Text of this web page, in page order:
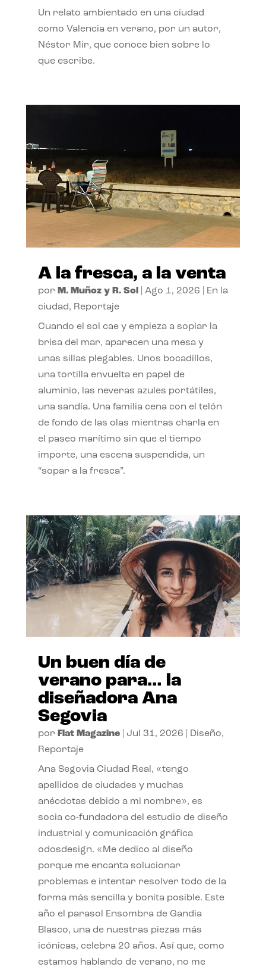
Un relato ambientado en una ciudad
como Valencia en verano, por un autor,
Néstor Mir, que conoce bien sobre lo
que escribe.
A la fresca, a la venta
por M. Muñoz y R. Sol| Ago 1, 2026
En la
ciudad, Reportaje
Cuando el sol cae y empieza a soplar la
brisa del mar, aparecen una mesa y
unas sillas plegables. Unos bocadillos,
una tortilla envuelta en papel de
aluminio, las neveras azules portátiles,
una sandía. Una familia cena con el telón
de fondo de las olas mientras charla en
el paseo marítimo sin que el tiempo
importe, una escena suspendida, un
“sopar a la fresca”.
Un buen día de
verano para… la
diseñadora Ana
Segovia
por Flat Magazine| Jul 31, 2026 Diseño,
Reportaje
Ana Segovia Ciudad Real, «tengo
apellidos de ciudades y muchas
anécdotas debido a mi nombre», es
socia co-fundadora del estudio de diseño
industrial y comunicación gráfica
odosdesign. «Me dedico al diseño
porque me encanta solucionar
problemas e intentar resolver todo de la
forma más sencilla y bonita posible. Este
año el parasol Ensombra de Gandia
Blasco, una de nuestras piezas más
icónicas, celebra 20 años. Así que, como
estamos hablando de verano, no me